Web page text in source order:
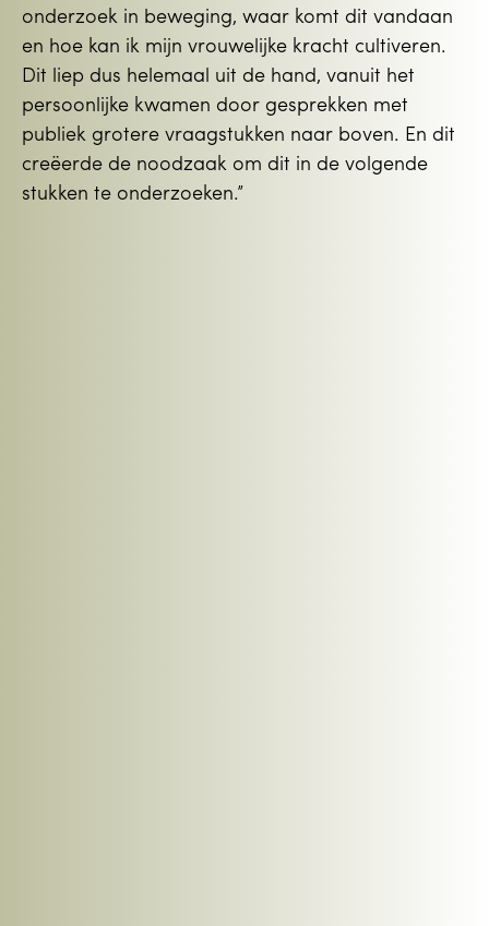
onderzoek in beweging, waar komt dit vandaan
en hoe kan ik mijn vrouwelijke kracht cultiveren.
Dit liep dus helemaal uit de hand, vanuit het
persoonlijke kwamen door gesprekken met
publiek grotere vraagstukken naar boven. En dit
creëerde de noodzaak om dit in de volgende
stukken te onderzoeken.”